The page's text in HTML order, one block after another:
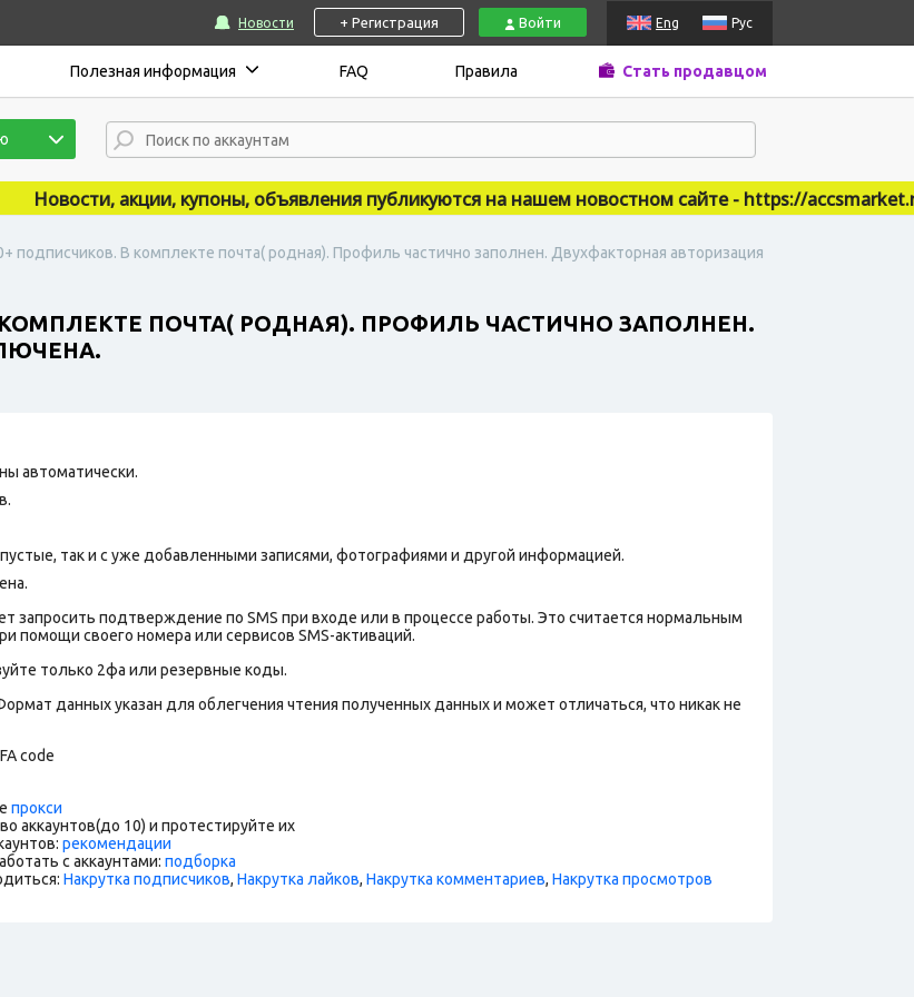
Новости + Регистрация Войти Eng Рус
Полезная информация FAQ Правила Стать продавцом
Новости, акции, купоны, объявления публикуются на нашем новостном сайте - https://
подписчиков. В комплекте почта( родная). Профиль частично заполнен. Двухфакторная авторизация
ПОЧТА( РОДНАЯ). ПРОФИЛЬ ЧАСТИЧНО ЗАПОЛНЕН.
автоматически.
так и с уже добавленными записями, фотографиями и другой информацией.
запросить подтверждение по SMS при входе или в процессе работы. Это считается нормальным
помощи своего номера или сервисов SMS-активаций.
только 2фа или резервные коды.
данных указан для облегчения чтения полученных данных и может отличаться, что никак не
code
прокси
аккаунтов(до 10) и протестируйте их
рекомендации
с аккаунтами: подборка
Накрутка подписчиков, Накрутка лайков, Накрутка комментариев, Накрутка просмотров